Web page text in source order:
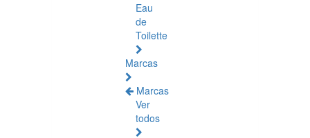
Eau
de
Toilette
Marcas
Marcas
Ver
todos